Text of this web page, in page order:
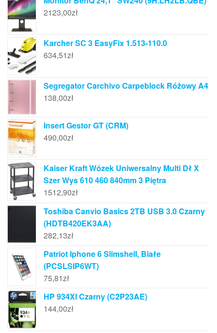
2123,00zł
Karcher SC 3 EasyFix 1.513-110.0
634,51zł
Segregator Carchivo Carpeblock Różowy A4
138,00zł
Insert Gestor GT (CRM)
490,00zł
Kaiser Kraft Wózek Uniwersalny Multi Dł X
Szer Wys 610 460 840mm 3 Piętra
1512,90zł
Toshiba Canvio Basics 2TB USB 3.0 Czarny
(HDTB420EK3AA)
282,13zł
Patriot Iphone 6 Slimshell, Białe
(PCSLSIP6WT)
75,81zł
HP 934Xl Czarny (C2P23AE)
144,00zł